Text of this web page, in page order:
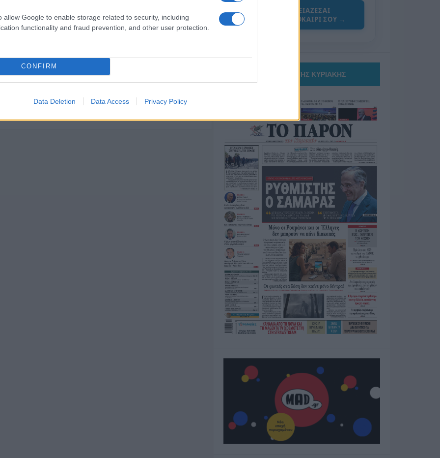
allow Google to enable storage related to security, including
functionality and fraud prevention, and other user protection.
CONFIRM
Data Deletion Data Access Privacy Policy
ΟΣΑ ΧΡΕΙΑΖΕΣΑΙ
ΓΙΑ ΤΟ ΚΑΛΟΚΑΙΡΙ ΣΟΥ →
ΤΟ ΠΑΡΟΝ ΤΗΣ ΚΥΡΙΑΚΗΣ